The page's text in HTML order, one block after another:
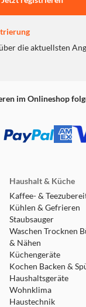
die aktuellsten
im Onlineshop
Haushalt & Küche
Kaffee- &
Kühlen & Gefrieren
Staubsauger
Waschen Trocknen
& Nähen
Küchengeräte
Kochen Backen &
Haushaltsgeräte
Wohnklima
Haustechnik